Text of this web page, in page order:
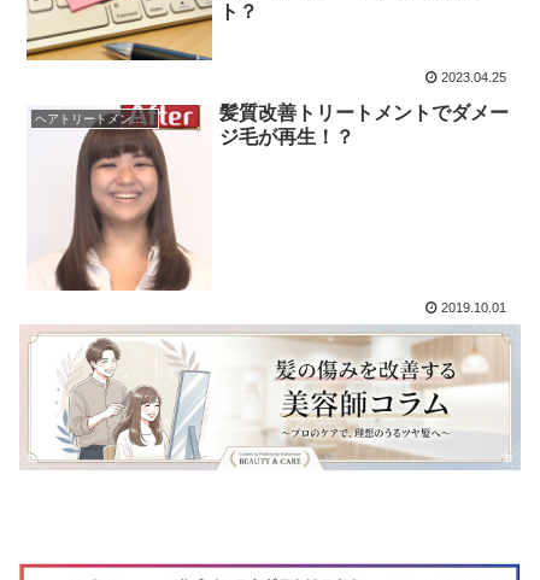
ト？
2023.04.25
ヘアトリートメントの真実
髪質改善トリートメントでダメー
ジ毛が再生！？
2019.10.01